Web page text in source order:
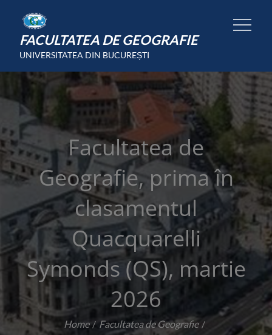
contentFACULTATEA DE GEOGRAFIE
UNIVERSITATEA DIN BUCUREȘTI
Facultatea de
Geografie, prima în
clasamentul
Quacquarelli
Symonds (QS), martie
2026
Home
Facultatea de Geografie